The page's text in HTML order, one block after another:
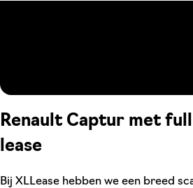
Renault Captur met
lease
Bij XLLease hebben we een breed